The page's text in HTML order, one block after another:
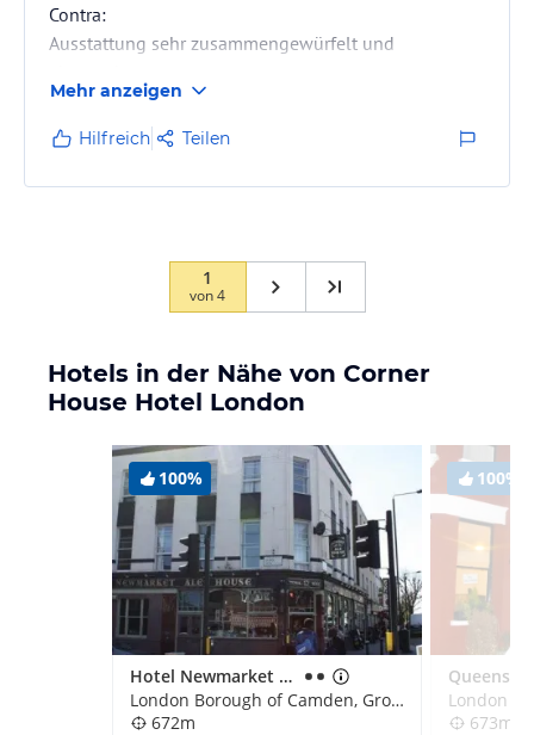
Contra:
Ausstattung sehr zusammengewürfelt und
Toilettenspülung eine zumutung
Zimmer nach vorne sehr laut
kein Aufzug, keine Hilfe bei Gepäck angeboten
Lage 1 km von U-Bahn entfernt, aber gute
Mehr anzeigen
Hilfreich Teilen
1
von4
Hotels in der Nähe von Corner
House Hotel London
100%
Hotel Newmarket House
London Borough of Camden, Großbritannien
672m
100%
Queens
673m